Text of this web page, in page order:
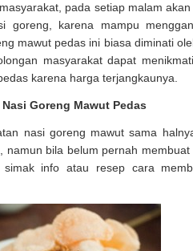
pada setiap malam
goreng, karena mampu
mawut pedas ini biasa diminati
masyarakat dapat
karena harga terjangkaunya.
Nasi Goreng Mawut Pedas
nasi goreng mawut sama
namun bila belum pernah
simak info atau resep cara